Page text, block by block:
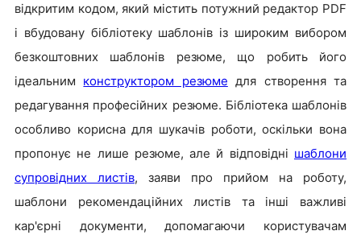
відкритим кодом, який містить потужний редактор PDF
і вбудовану бібліотеку шаблонів із широким вибором
безкоштовних шаблонів резюме, що робить його
ідеальним конструктором резюме для створення та
редагування професійних резюме. Бібліотека шаблонів
особливо корисна для шукачів роботи, оскільки вона
пропонує не лише резюме, але й відповідні шаблони
супровідних листів, заяви про прийом на роботу,
шаблони рекомендаційних листів та інші важливі
кар'єрні документи, допомагаючи користувачам